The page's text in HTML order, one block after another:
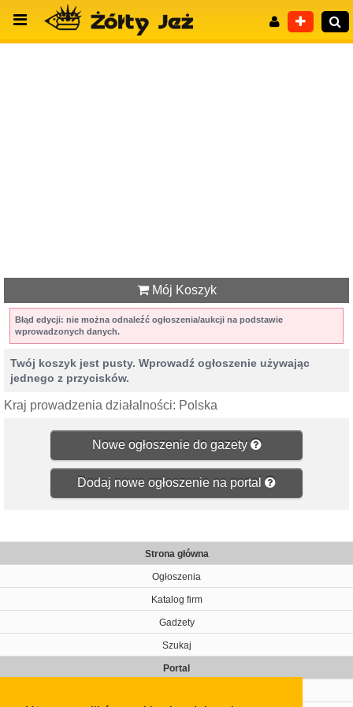
Mój Koszyk
Błąd edycji: nie można odnaleźć ogłoszenia/aukcji na podstawie
wprowadzonych danych.
Twój koszyk jest pusty. Wprowadź ogłoszenie używając
jednego z przycisków.
Kraj prowadzenia działalności: Polska
Nowe ogłoszenie do gazety
Dodaj nowe ogłoszenie na portal
Strona główna
Ogłoszenia
Katalog firm
Gadżety
Szukaj
Portal